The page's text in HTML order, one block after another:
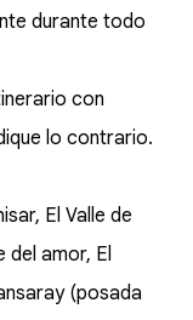
durante todo
con
lo contrario.
El Valle de
del amor, El
(posada